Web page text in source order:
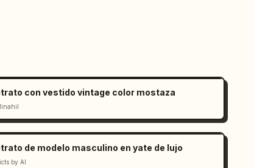
con vestido vintage color mostaza
de modelo masculino en yate de lujo
by AI